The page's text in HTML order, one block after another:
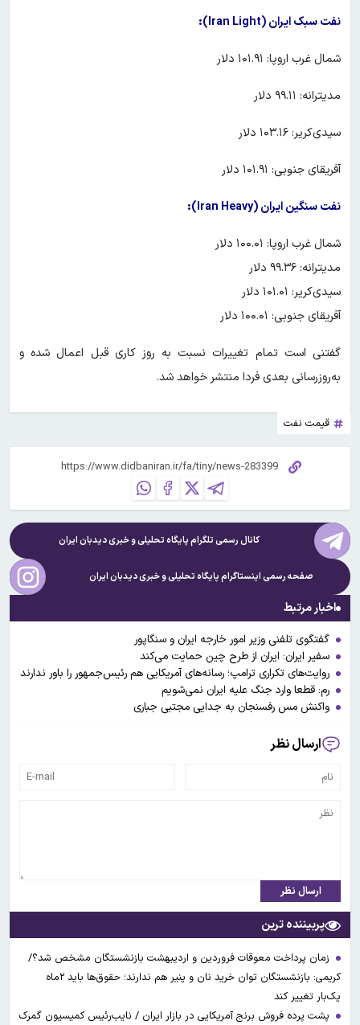
نفت سبک ایران (Iran Light):
شمال غرب اروپا: ۱۰۱.۹۱ دلار
مدیترانه: ۹۹.۱۱ دلار
سیدی‌کریر: ۱۰۳.۱۶ دلار
آفریقای جنوبی: ۱۰۱.۹۱ دلار
نفت سنگین ایران (Iran Heavy):
شمال غرب اروپا: ۱۰۰.۰۱ دلار
مدیترانه: ۹۹.۳۶ دلار
سیدی‌کریر: ۱۰۱.۰۱ دلار
آفریقای جنوبی: ۱۰۰.۰۱ دلار
گفتنی است تمام تغییرات نسبت به روز کاری قبل اعمال شده و
به‌روزرسانی بعدی فردا منتشر خواهد شد.
قیمت نفت
کانال رسمی تلگرام پایگاه تحلیلی و خبریدیدبان ایران
صفحه رسمی اینستاگرام پایگاه تحلیلی و خبریدیدبان ایران
اخبار مرتبط
گفتگوی تلفنی وزیر امور خارجه ایران و سنگاپور
سفیر ایران: ایران از طرح چین حمایت می‌کند
روایت‌های تکراری ترامپ؛ رسانه‌های آمریکایی هم رئیس‌جمهور را باور ندارند
رم: قطعا وارد جنگ علیه ایران نمی‌شویم
واکنش مس رفسنجان به جدایی مجتبی جباری
ارسال نظر
ارسال نظر
پربیننده ترین
زمان پرداخت معوقات فروردین و اردیبهشت بازنشستگان مشخص شد؟/
کریمی: بازنشستگان توان خرید نان و پنیر هم ندارند؛ حقوق‌ها باید ۲ماه
یک‌بار تغییر کند
پشت پرده فروش برنج آمریکایی در بازار ایران / نایب‌رئیس کمیسیون گمرک